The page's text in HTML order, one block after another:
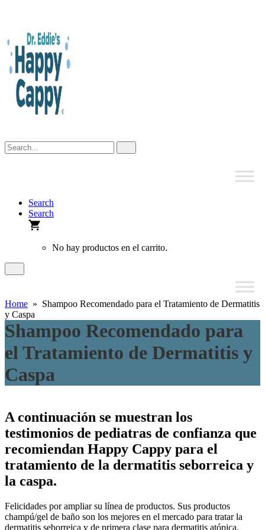
content
Search
Search
No hay productos en el carrito.
Home » Shampoo Recomendado para el Tratamiento de Dermatitis
y Caspa
Shampoo Recomendado para
el Tratamiento de Dermatitis y
Caspa
A continuación se muestran los
testimonios de pediatras de confianza que
recomiendan Happy Cappy para el
tratamiento de la dermatitis seborreica y
la caspa.
Felicidades por ampliar su línea de productos. Sus productos
champú/gel de baño son los mejores en el mercado para tratar la
dermatitis seborreica y de primera clase para dermatitis atópica.